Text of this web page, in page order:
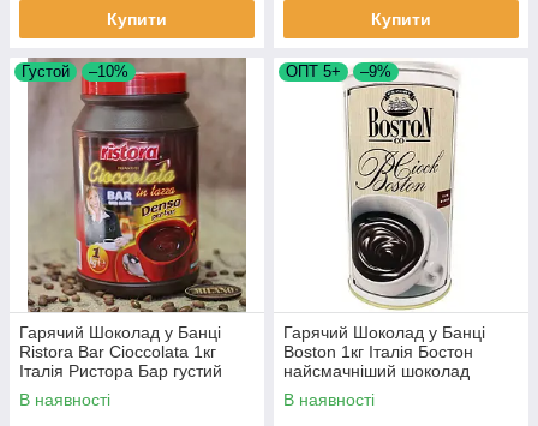
Купити Купити
Густой –10%
Гарячий Шоколад у Банці
Ristora Bar Cioccolata 1кг
Італія Ристора Бар густий
В наявності
ОПТ 5+ –9%
Гарячий Шоколад у Банці
Boston 1кг Італія Бостон
найсмачніший шоколад
В наявності